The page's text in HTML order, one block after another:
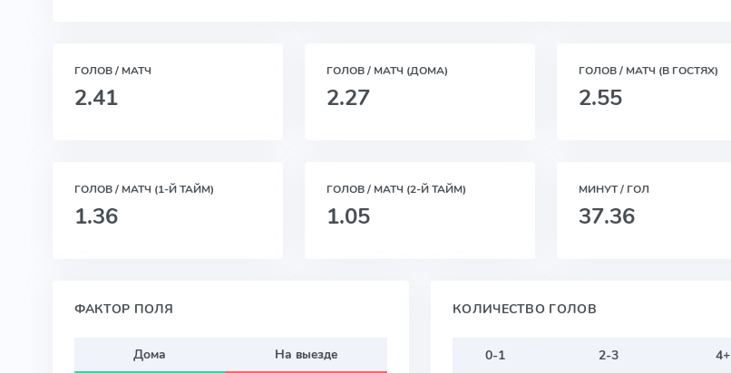
ГОЛОВ / МАТЧ
2.41
ГОЛОВ / МАТЧ (ДОМА)
2.27
ГОЛОВ / МАТЧ (В ГОСТЯХ)
2.55
ГОЛОВ / МАТЧ (1-Й ТАЙМ)
1.36
ГОЛОВ / МАТЧ (2-Й ТАЙМ)
1.05
МИНУТ / ГОЛ
37.36
ФАКТОР ПОЛЯ
Дома
На выезде
КОЛИЧЕСТВО ГОЛОВ
0-1 2-3
4+